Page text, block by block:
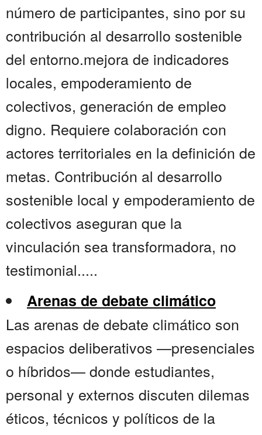
número de participantes, sino por su
contribución al desarrollo sostenible
del entorno.mejora de indicadores
locales, empoderamiento de
colectivos, generación de empleo
digno. Requiere colaboración con
actores territoriales en la definición de
metas. Contribución al desarrollo
sostenible local y empoderamiento de
colectivos aseguran que la
vinculación sea transformadora, no
testimonial.....
Arenas de debate climático
Las arenas de debate climático son
espacios deliberativos —presenciales
o híbridos— donde estudiantes,
personal y externos discuten dilemas
éticos, técnicos y políticos de la